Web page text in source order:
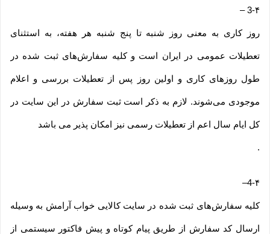
3-۴–
روز کاری به معنی روز شنبه تا پنج شنبه هر هفته، به استثنای
تعطیلات عمومی در ایران است و کلیه سفارش‏‌های ثبت شده در
طول روزهای کاری و اولین روز پس از تعطیلات بررسی و اعلام
موجودی می‌‏شوند. لازم به ذکر است ثبت سفارش در این سایت در
کل ایام سال اعم از تعطیلات رسمی نیز امکان پذیر می باشد
.
4-۴–
کلیه سفارش‌‏های ثبت شده در سایت کالایی خواب آرامش به وسیله
ارسال کد سفارش از طریق پیام کوتاه و پیش فاکتور سیستمی از